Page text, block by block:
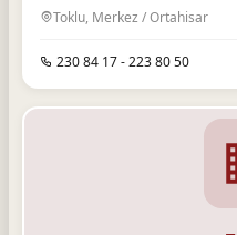
Toklu, Merkez / Ortahisar
230 84 17 - 223 80 50